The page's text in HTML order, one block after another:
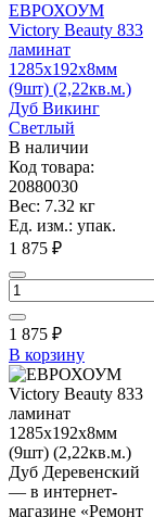
ЕВРОХОУМ
Victory Beauty 833
ламинат
1285х192х8мм
(9шт) (2,22кв.м.)
Дуб Викинг
Светлый
В наличии
Код товара:
20880030
Вес: 7.32 кг
Ед. изм.: упак.
1 875 ₽
1 875 ₽
В корзину